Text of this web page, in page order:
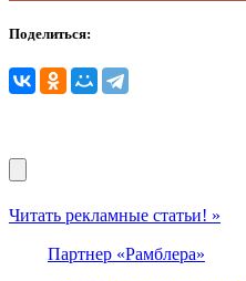
Поделиться:
Читать рекламные статьи! »
Партнер «Рамблера»